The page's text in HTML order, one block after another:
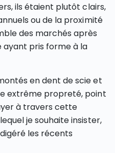
ils étaient plutôt clairs,
ou de la proximité
des marchés après
ayant pris forme à la
en dent de scie et
extrême propreté, point
à travers cette
je souhaite insister,
les récents